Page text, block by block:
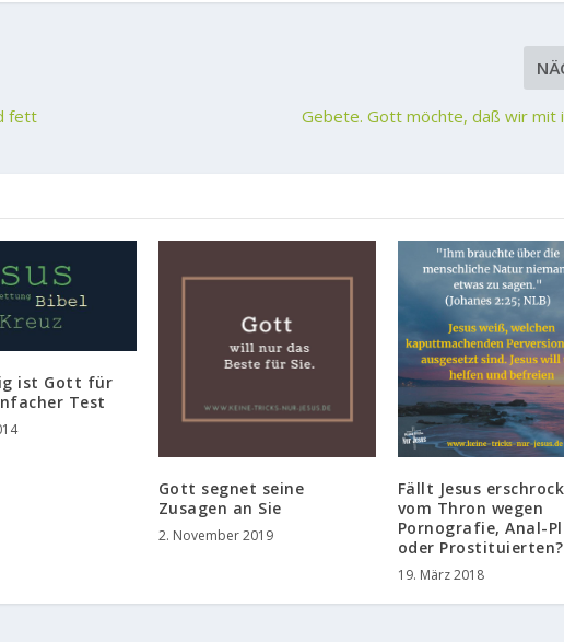
fett
Gebete. Gott möchte, daß wir mit
ist Gott für
Test
Gott segnet seine
Zusagen an Sie
2. November 2019
Fällt Jesus
vom Thron wegen
Pornografie, Anal-
oder Prostituierten?
19. März 2018